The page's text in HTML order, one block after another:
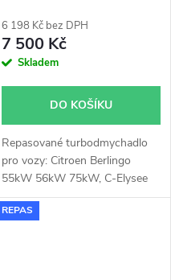
6 198 Kč bez DPH
7 500 Kč
Skladem
DO KOŠÍKU
Repasované turbodmychadlo
pro vozy: Citroen Berlingo
55kW 56kW 75kW, C-Elysee
75kW, C3 73kW 75kW, C4
73kW 75kW, DS3 75kW, Opel
REPAS